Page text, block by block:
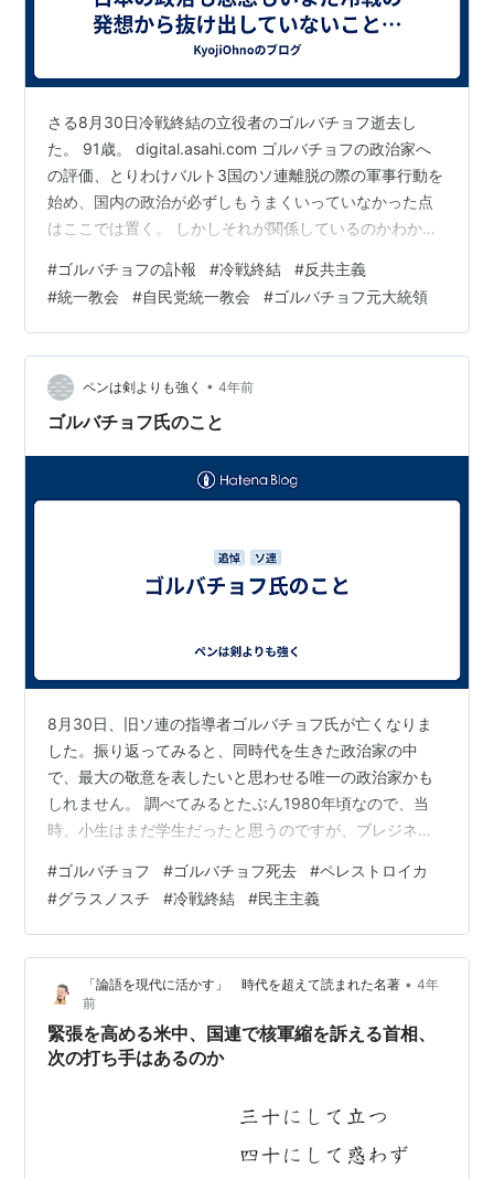
さる8月30日冷戦終結の立役者のゴルバチョフ逝去し
た。 91歳。 digital.asahi.com ゴルバチョフの政治家へ
の評価、とりわけバルト3国のソ連離脱の際の軍事行動を
始め、国内の政治が必ずしもうまくいっていなかった点
はここでは置く。 しかしそれが関係しているのかわから
の扱いが日本では小さい気がする。先日ウクライナ侵攻
についても批判的な声明を一時出したがプーチンとの会
談で一転支持、どういうやりとりがあったのかわからな
いが、こういうタイミングなので陰謀的憶測も出てい
る。しかしここではそういう話は横に置き「冷戦の終
結」の話題を中心にすえる。…
#ゴルバチョフの訃報 #冷戦終結 #反共主義
#統一教会 #自民党統一教会 #ゴルバチョフ元大統領
ペンは剣よりも強く • 4年前
ゴルバチョフ氏のこと
8月30日、旧ソ連の指導者ゴルバチョフ氏が亡くなりま
した。振り返ってみると、同時代を生きた政治家の中
で、最大の敬意を表したいと思わせる唯一の政治家かも
しれません。 調べてみるとたぶん1980年頃なので、当
時、小生はまだ学生だったと思うのですが、ブレジネフ
（読売）があり、ソ連の政治局員の一覧に48歳のゴルバ
チョフの名前を見たのを何となくおぼえています。他が
だいたい60代・70代の中にあってひときわ目を引きまし
た。もちろんまだ素性はわかりませんでしたが、直感的
に、この人の名前は記憶しておかなければならないと思
いました。 1980年頃のロシア（ソ連）…
#ゴルバチョフ #ゴルバチョフ死去 #ペレストロイカ
#グラスノスチ #冷戦終結 #民主主義
「論語を現代に活かす」 時代を超えて読まれた名著 • 4年
前
緊張を高める米中、国連で核軍縮を訴える首相、
次の打ち手はあるのか